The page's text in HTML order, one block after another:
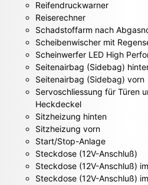
Reifendruckwarner
Reiserechner
Schadstoffarm nach
Scheibenwischer mit
Scheinwerfer LED High
Seitenairbag (Sidebag)
Seitenairbag (Sidebag) vorn
Servoschliessung für Türen
Heckdeckel
Sitzheizung hinten
Sitzheizung vorn
Start/Stop-Anlage
Steckdose (12V-Anschluß)
Steckdose (12V-Anschluß)
Steckdose (12V-Anschluß)